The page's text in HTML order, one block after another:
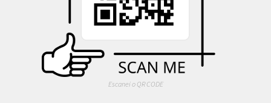
Escanei o QR CODE